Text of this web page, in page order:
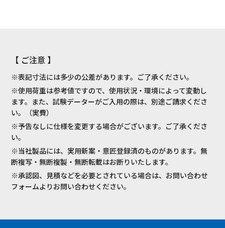
【 ご注意 】
※表記寸法には多少の公差があります。ご了承ください。
※使用荷重は参考値ですので、使用状況・環境によって変動し
ます。また、試験データーがご入用の際は、別途ご請求くださ
い。（実費）
※予告なしに仕様を変更する場合がございます。ご了承くださ
い。
※当社製品には、実用新案・意匠登録済のものがあります。無
断複写・無断複製・無断転載はお断りいたします。
※承認図、見積などを必要とされている場合は、お問い合わせ
フォームよりお問い合わせください。